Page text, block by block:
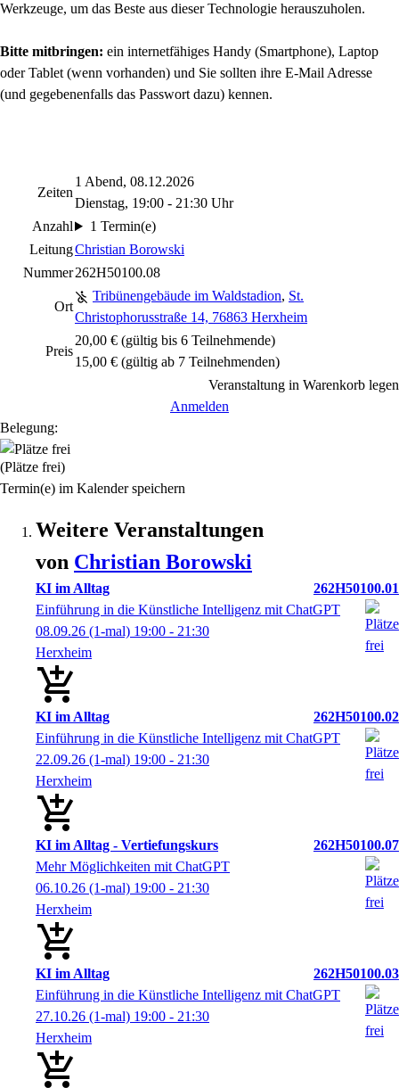
Werkzeuge, um das Beste aus dieser Technologie herauszuholen.
Bitte mitbringen: ein internetfähiges Handy (Smartphone), Laptop
oder Tablet (wenn vorhanden) und Sie sollten ihre E-Mail Adresse
(und gegebenenfalls das Passwort dazu) kennen.
Zeiten
1 Abend, 08.12.2026
Dienstag, 19:00 - 21:30 Uhr
Anzahl
1 Termin(e)
LeitungChristian Borowski
Nummer262H50100.08
Ort
Tribünengebäude im Waldstadion, St.
Christophorusstraße 14, 76863 Herxheim
Preis
20,00 € (gültig bis 6 Teilnehmende)
15,00 € (gültig ab 7 Teilnehmenden)
Veranstaltung in Warenkorb legen
Anmelden
Belegung:
(Plätze frei)
Termin(e) im Kalender speichern
Weitere Veranstaltungen
von Christian Borowski
KI im Alltag
262H50100.01
Einführung in die Künstliche Intelligenz mit ChatGPT
08.09.26 (1-mal) 19:00 - 21:30
Herxheim
KI im Alltag
262H50100.02
Einführung in die Künstliche Intelligenz mit ChatGPT
22.09.26 (1-mal) 19:00 - 21:30
Herxheim
KI im Alltag - Vertiefungskurs
262H50100.07
Mehr Möglichkeiten mit ChatGPT
06.10.26 (1-mal) 19:00 - 21:30
Herxheim
KI im Alltag
262H50100.03
Einführung in die Künstliche Intelligenz mit ChatGPT
27.10.26 (1-mal) 19:00 - 21:30
Herxheim